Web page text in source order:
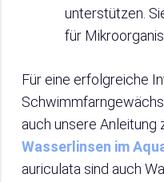
unterstützen.
für
Für eine erfolgreiche
auch unsere Anleitung
Wasserlinsen im
auriculata sind auch